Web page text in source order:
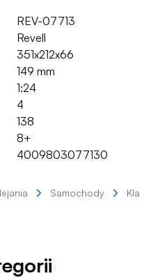
REV-07713
Revell
351x212x66
149 mm
1:24
4
138
8+
4009803077130
Samochody